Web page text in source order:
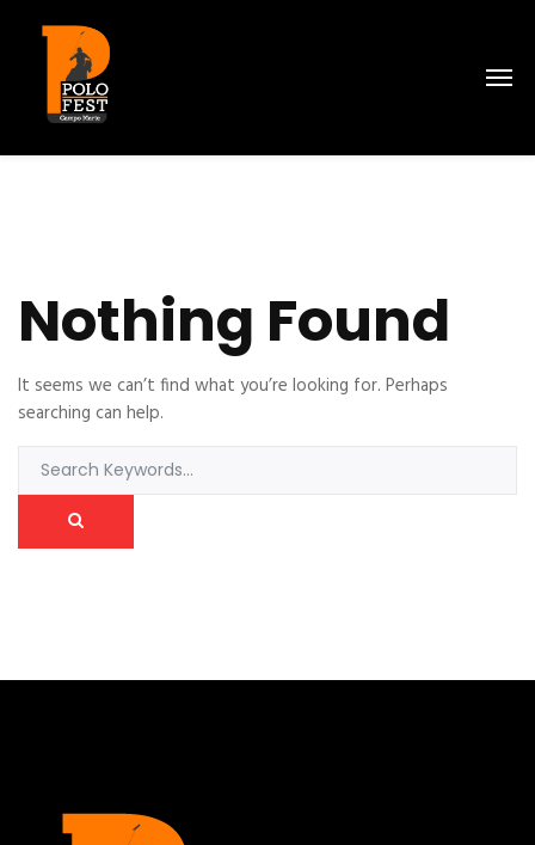
Nothing Found
It seems we can’t find what you’re looking for. Perhaps
searching can help.